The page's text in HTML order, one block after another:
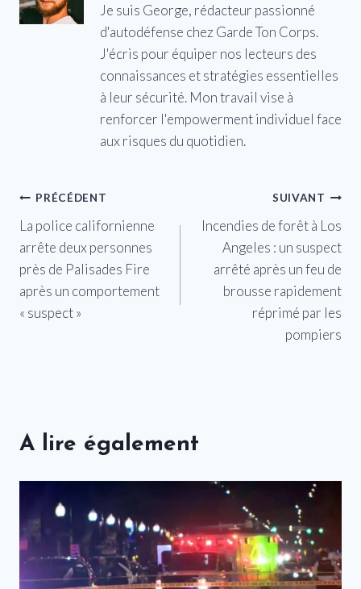
Je suis George, rédacteur passionné
d'autodéfense chez Garde Ton Corps.
J'écris pour équiper nos lecteurs des
connaissances et stratégies essentielles
à leur sécurité. Mon travail vise à
renforcer l'empowerment individuel face
aux risques du quotidien.
Navigation
de
l’article
PRÉCÉDENT
La police californienne
arrête deux personnes
près de Palisades Fire
après un comportement
« suspect »
SUIVANT
Incendies de forêt à Los
Angeles : un suspect
arrêté après un feu de
brousse rapidement
réprimé par les
pompiers
A lire également